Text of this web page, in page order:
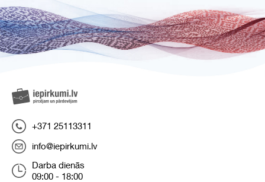
+371 25113311
info@iepirkumi.lv
Darba dienās
09:00 - 18:00